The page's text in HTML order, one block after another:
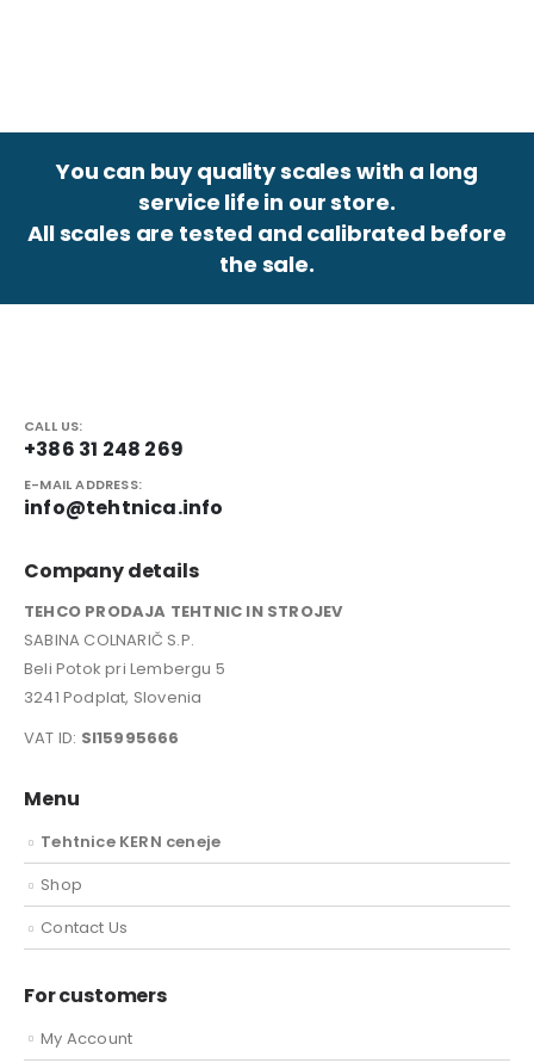
You can buy quality scales with a long
service life in our store.
All scales are tested and calibrated before
the sale.
CALL US:
+386 31 248 269
E-MAIL ADDRESS:
info@tehtnica.info
Company details
TEHCO PRODAJA TEHTNIC IN STROJEV
SABINA COLNARIČ S.P.
Beli Potok pri Lembergu 5
3241 Podplat, Slovenia
VAT ID: SI15995666
Menu
Tehtnice KERN ceneje
Shop
Contact Us
For customers
My Account